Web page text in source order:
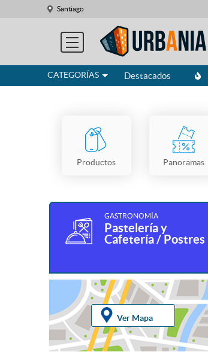
Santiago
CATEGORÍAS Destacados
Productos Panoramas
GASTRONOMÍA
Pastelería y
Cafetería / Postres
Ver Mapa